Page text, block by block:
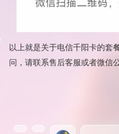
以上就是关于电信千阳卡的套
问，请联系售后客服或者微信